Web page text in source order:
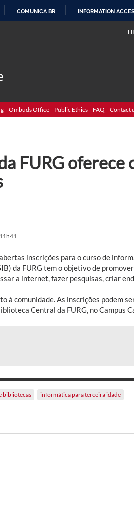
COMUNICA BR INFORMATION
Ombuds Office Public Ethics FAQ Contact
FURG
inscrições para o curso de
da FURG tem o objetivo de
a internet, fazer pesquisas, criar
à comunidade. As inscrições podem
Central da FURG, no Campus
bibliotecas informática para terceira idade